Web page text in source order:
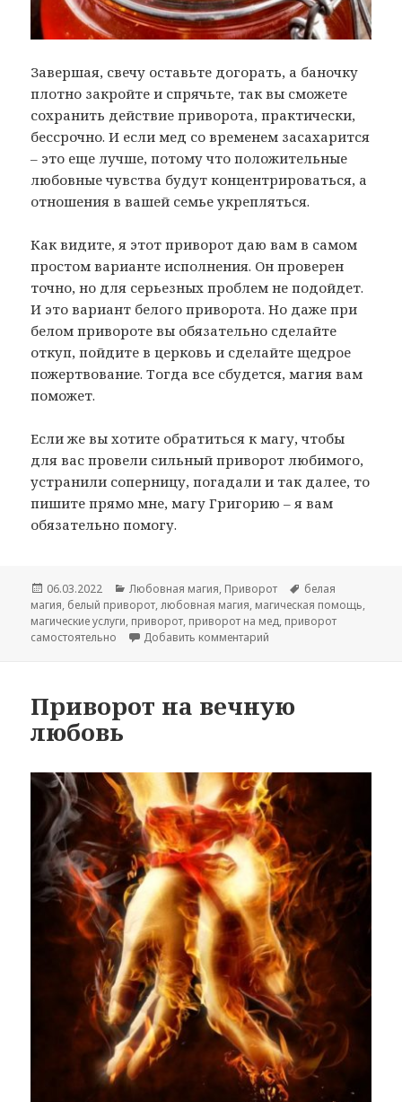
Завершая, свечу оставьте догорать, а баночку
плотно закройте и спрячьте, так вы сможете
сохранить действие приворота, практически,
бессрочно. И если мед со временем засахарится
– это еще лучше, потому что положительные
любовные чувства будут концентрироваться, а
отношения в вашей семье укрепляться.
Как видите, я этот приворот даю вам в самом
простом варианте исполнения. Он проверен
точно, но для серьезных проблем не подойдет.
И это вариант белого приворота. Но даже при
белом привороте вы обязательно сделайте
откуп, пойдите в церковь и сделайте щедрое
пожертвование. Тогда все сбудется, магия вам
поможет.
Если же вы хотите обратиться к магу, чтобы
для вас провели сильный приворот любимого,
устранили соперницу, погадали и так далее, то
пишите прямо мне, магу Григорию – я вам
обязательно помогу.
Опубликовано
06.03.2022 Рубрики
Любовная магия, Приворот Метки
белая
магия, белый приворот,любовная магия, магическая помощь,
магические услуги, приворот, приворот на мед, приворот
самостоятельно
Добавить комментарий
Приворот на вечную
любовь